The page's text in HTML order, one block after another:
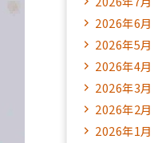
2026年6月
2026年5月
2026年4月
2026年3月
2026年2月
2026年1月